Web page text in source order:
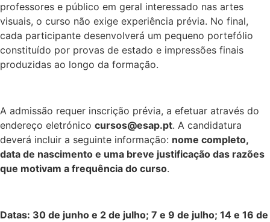
professores e público em geral interessado nas artes
visuais, o curso não exige experiência prévia. No final,
cada participante desenvolverá um pequeno portefólio
constituído por provas de estado e impressões finais
produzidas ao longo da formação.
A admissão requer inscrição prévia, a efetuar através do
endereço eletrónico cursos@esap.pt. A candidatura
deverá incluir a seguinte informação: nome completo,
data de nascimento e uma breve justificação das razões
que motivam a frequência do curso.
Datas: 30 de junho e 2 de julho; 7 e 9 de julho; 14 e 16 de